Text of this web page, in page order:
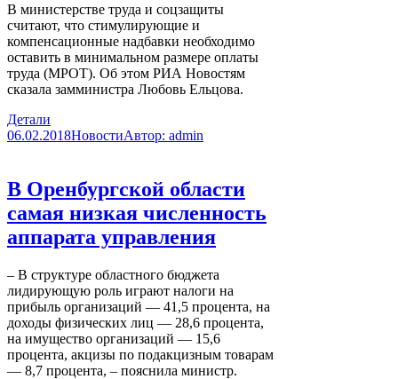
В министерстве труда и соцзащиты
считают, что стимулирующие и
компенсационные надбавки необходимо
оставить в минимальном размере оплаты
труда (МРОТ). Об этом РИА Новостям
сказала замминистра Любовь Ельцова.
Детали
06.02.2018НовостиАвтор: admin
В Оренбургской области
самая низкая численность
аппарата управления
– В структуре областного бюджета
лидирующую роль играют налоги на
прибыль организаций — 41,5 процента, на
доходы физических лиц — 28,6 процента,
на имущество организаций — 15,6
процента, акцизы по подакцизным товарам
— 8,7 процента, – пояснила министр.